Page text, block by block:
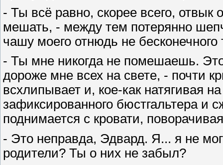
- Ты всё равно, скорее всего, отвык
мешать, - между тем потерянно
чашу моего отнюдь не бесконечного
- Ты мне никогда не помешаешь.
дороже мне всех на свете, - почти
всхлипывает и, кое-как натягивая
зафиксированного бюстгальтера и
поднимается с кровати,
- Это неправда, Эдвард. Я... я не
родители? Ты о них не забыл?